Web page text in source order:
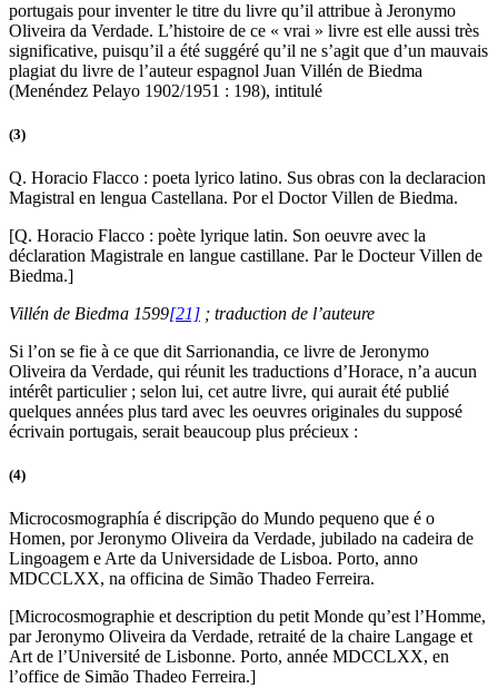
portugais pour inventer le titre du livre qu’il attribue à Jeronymo
Oliveira da Verdade. L’histoire de ce « vrai » livre est elle aussi très
significative, puisqu’il a été suggéré qu’il ne s’agit que d’un mauvais
plagiat du livre de l’auteur espagnol Juan Villén de Biedma
(Menéndez Pelayo 1902/1951 : 198), intitulé
(3)
Q. Horacio Flacco : poeta lyrico latino. Sus obras con la declaracion
Magistral en lengua Castellana. Por el Doctor Villen de Biedma.
[Q. Horacio Flacco : poète lyrique latin. Son oeuvre avec la
déclaration Magistrale en langue castillane. Par le Docteur Villen de
Biedma.]
Villén de Biedma 1599[21] ; traduction de l’auteure
Si l’on se fie à ce que dit Sarrionandia, ce livre de Jeronymo
Oliveira da Verdade, qui réunit les traductions d’Horace, n’a aucun
intérêt particulier ; selon lui, cet autre livre, qui aurait été publié
quelques années plus tard avec les oeuvres originales du supposé
écrivain portugais, serait beaucoup plus précieux :
(4)
Microcosmographía é discripção do Mundo pequeno que é o
Homen, por Jeronymo Oliveira da Verdade, jubilado na cadeira de
Lingoagem e Arte da Universidade de Lisboa. Porto, anno
MDCCLXX, na officina de Simão Thadeo Ferreira.
[Microcosmographie et description du petit Monde qu’est l’Homme,
par Jeronymo Oliveira da Verdade, retraité de la chaire Langage et
Art de l’Université de Lisbonne. Porto, année MDCCLXX, en
l’office de Simão Thadeo Ferreira.]